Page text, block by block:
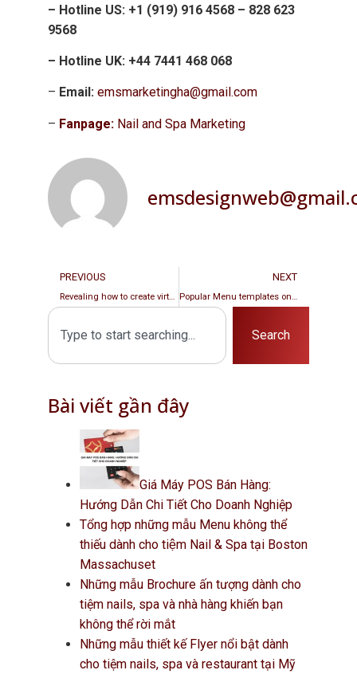
– Hotline US: +1 (919) 916 4568 – 828 623
9568
– Hotline UK: +44 7441 468 068
– Email: emsmarketingha@gmail.com
– Fanpage: Nail and Spa Marketing
PREVIOUS
Revealing how to create virtual followers on facebook quickly
NEXT
Popular Menu templates on the market today for nail salons, spas and restaurants
Search
Bài viết gần đây
Giá Máy POS Bán Hàng:
Hướng Dẫn Chi Tiết Cho Doanh Nghiệp
Tổng hợp những mẫu Menu không thể
thiếu dành cho tiệm Nail & Spa tại Boston
Massachuset
Những mẫu Brochure ấn tượng dành cho
tiệm nails, spa và nhà hàng khiến bạn
không thể rời mắt
Những mẫu thiết kế Flyer nổi bật dành
cho tiệm nails, spa và restaurant tại Mỹ